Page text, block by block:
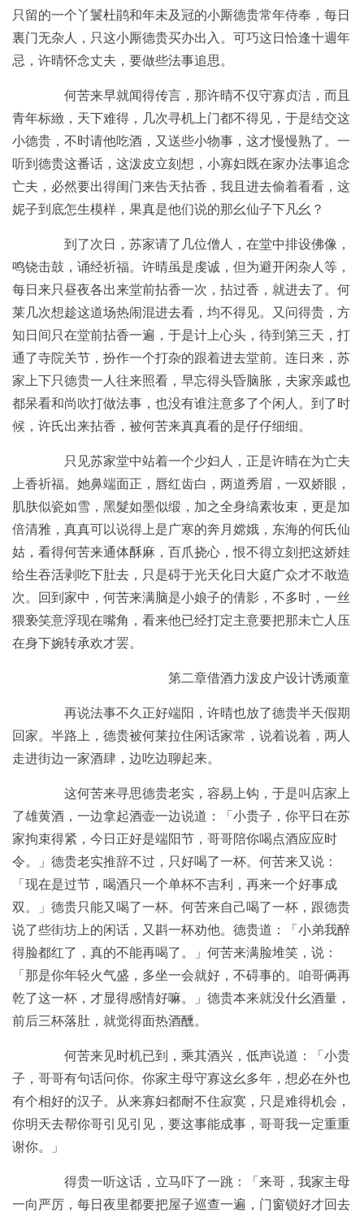
只留的一个丫鬟杜鹃和年未及冠的小厮德贵常年侍奉，每日
裏门无杂人，只这小厮德贵买办出入。可巧这日恰逢十週年
忌，许晴怀念丈夫，要做些法事追思。
何苦来早就闻得传言，那许晴不仅守寡贞洁，而且
青年标緻，天下难得，几次寻机上门都不得见，于是结交这
小德贵，不时请他吃酒，又送些小物事，这才慢慢熟了。一
听到德贵这番话，这泼皮立刻想，小寡妇既在家办法事追念
亡夫，必然要出得闺门来告天拈香，我且进去偷着看看，这
妮子到底怎生模样，果真是他们说的那幺仙子下凡幺？
到了次日，苏家请了几位僧人，在堂中排设佛像，
鸣铙击鼓，诵经祈福。许晴虽是虔诚，但为避开闲杂人等，
每日来只昼夜各出来堂前拈香一次，拈过香，就进去了。何
莱几次想趁这道场热闹混进去看，均不得见。又问得贵，方
知日间只在堂前拈香一遍，于是计上心头，待到第三天，打
通了寺院关节，扮作一个打杂的跟着进去堂前。连日来，苏
家上下只德贵一人往来照看，早忘得头昏脑胀，夫家亲戚也
都呆看和尚吹打做法事，也没有谁注意多了个闲人。到了时
候，许氏出来拈香，被何苦来真真看的是仔仔细细。
只见苏家堂中站着一个少妇人，正是许晴在为亡夫
上香祈福。她鼻端面正，唇红齿白，两道秀眉，一双娇眼，
肌肤似瓷如雪，黑髮如墨似缎，加之全身缟素妆束，更是加
倍清雅，真真可以说得上是广寒的奔月嫦娥，东海的何氏仙
姑，看得何苦来通体酥麻，百爪挠心，恨不得立刻把这娇娃
给生吞活剥吃下肚去，只是碍于光天化日大庭广众才不敢造
次。回到家中，何苦来满脑是小娘子的倩影，不多时，一丝
猥亵笑意浮现在嘴角，看来他已经打定主意要把那未亡人压
在身下婉转承欢才罢。
第二章借酒力泼皮户设计诱顽童
再说法事不久正好端阳，许晴也放了德贵半天假期
回家。半路上，德贵被何莱拉住闲话家常，说着说着，两人
走进街边一家酒肆，边吃边聊起来。
这何苦来寻思德贵老实，容易上钩，于是叫店家上
了雄黄酒，一边拿起酒壶一边说道：「小贵子，你平日在苏
家拘束得紧，今日正好是端阳节，哥哥陪你喝点酒应应时
令。」德贵老实推辞不过，只好喝了一杯。何苦来又说：
「现在是过节，喝酒只一个单杯不吉利，再来一个好事成
双。」德贵只能又喝了一杯。何苦来自己喝了一杯，跟德贵
说了些街坊上的闲话，又斟一杯劝他。德贵道：「小弟我醉
得脸都红了，真的不能再喝了。」何苦来满脸堆笑，说：
「那是你年轻火气盛，多坐一会就好，不碍事的。咱哥俩再
乾了这一杯，才显得感情好嘛。」德贵本来就没什幺酒量，
前后三杯落肚，就觉得面热酒醺。
何苦来见时机已到，乘其酒兴，低声说道：「小贵
子，哥哥有句话问你。你家主母守寡这幺多年，想必在外也
有个相好的汉子。从来寡妇都耐不住寂寞，只是难得机会，
你明天去帮你哥引见引见，要这事能成事，哥哥我一定重重
谢你。」
得贵一听这话，立马吓了一跳：「来哥，我家主母
一向严厉，每日夜里都要把屋子巡查一遍，门窗锁好才回去